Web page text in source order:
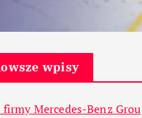
wpisy
Mercedes-Benz